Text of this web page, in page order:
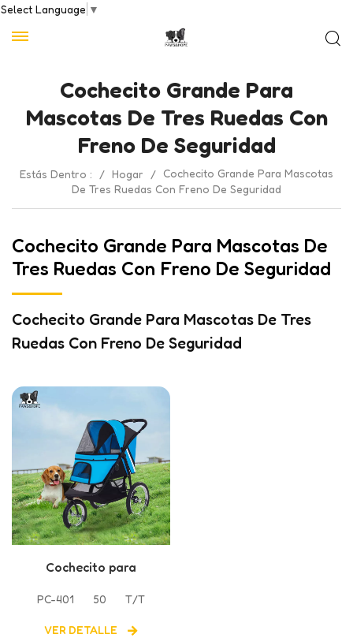
Select Language ▼
Cochecito Grande Para
Mascotas De Tres Ruedas Con
Freno De Seguridad
Estás Dentro : / Hogar / Cochecito Grande Para Mascotas
De Tres Ruedas Con Freno De Seguridad
Cochecito Grande Para Mascotas De
Tres Ruedas Con Freno De Seguridad
Cochecito Grande Para Mascotas De Tres
Ruedas Con Freno De Seguridad
Cochecito para
grandes
PC-401 50 T/T
VER DETALLE